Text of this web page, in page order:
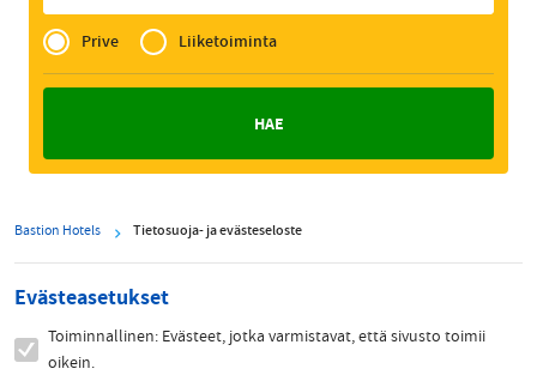
Privé
of
Zakelijk
Prive Liiketoiminta
Bastion Hotels Tietosuoja- ja evästeseloste
Evästeasetukset
Toiminnallinen: Evästeet, jotka varmistavat, että sivusto toimii
oikein.